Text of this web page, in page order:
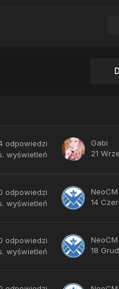
odpowiedzi
wyświetleń
Gabi
21
odpowiedzi
wyświetleń
NeoCM
14
odpowiedzi
wyświetleń
NeoCM
18